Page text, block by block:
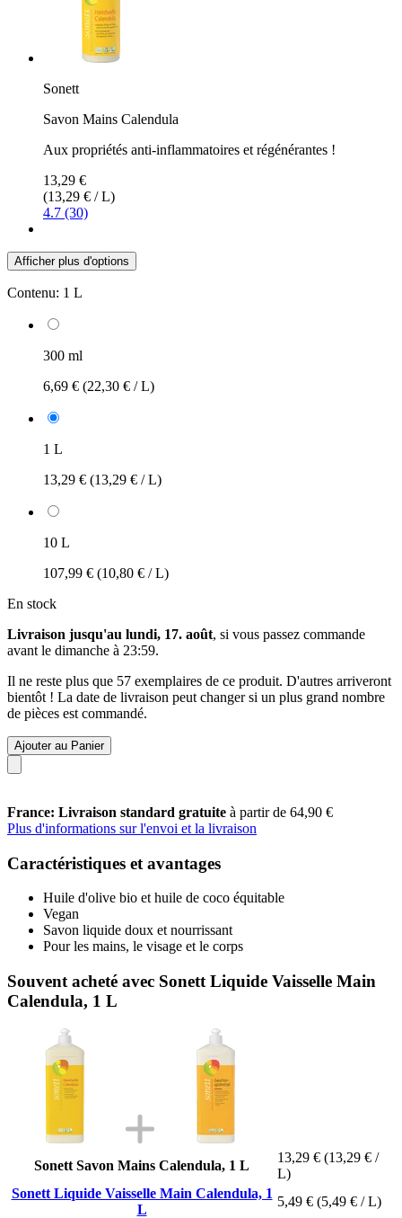
Sonett
Savon Mains Calendula
Aux propriétés anti-inflammatoires et régénérantes !
13,29 €
(13,29 € / L)
4.7 (30)
Afficher plus d'options
Contenu: 1 L
300 ml
6,69 € (22,30 € / L)
1 L
13,29 € (13,29 € / L)
10 L
107,99 € (10,80 € / L)
En stock
Livraison jusqu'au lundi, 17. août, si vous passez commande
avant le dimanche à 23:59.
Il ne reste plus que 57 exemplaires de ce produit. D'autres arriveront
bientôt ! La date de livraison peut changer si un plus grand nombre
de pièces est commandé.
Ajouter au Panier
France: Livraison standard gratuite à partir de 64,90 €
Plus d'informations sur l'envoi et la livraison
Caractéristiques et avantages
Huile d'olive bio et huile de coco équitable
Vegan
Savon liquide doux et nourrissant
Pour les mains, le visage et le corps
Souvent acheté avec Sonett Liquide Vaisselle Main
Calendula, 1 L
Sonett Savon Mains Calendula, 1 L
13,29 € (13,29 € /
L)
Sonett Liquide Vaisselle Main Calendula, 1
L
5,49 € (5,49 € / L)